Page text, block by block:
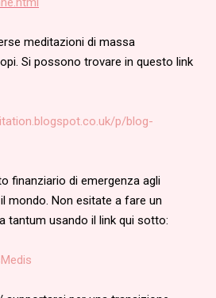
meditazioni di massa
Si possono trovare in questo link
p/blog-
finanziario di emergenza agli
mondo. Non esitate a fare un
tantum usando il link qui sotto: